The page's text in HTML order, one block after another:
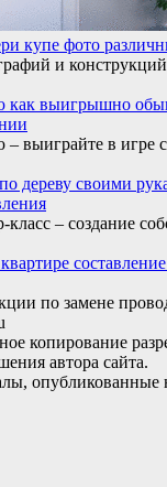
купе фото
и
выигрышно
выиграйте в игре
дереву своими
– создание
по замене
копирование
автора сайта.
опубликованные